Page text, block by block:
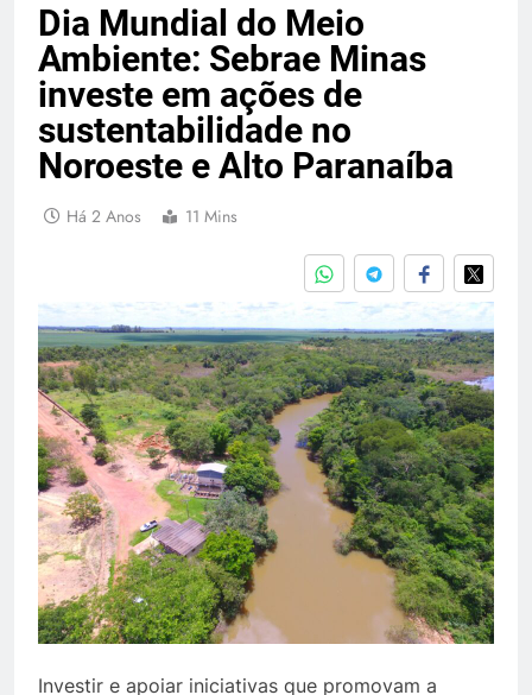
Dia Mundial do Meio
Ambiente: Sebrae Minas
investe em ações de
sustentabilidade no
Noroeste e Alto Paranaíba
Há 2 Anos 11 Mins
Investir e apoiar iniciativas que promovam a